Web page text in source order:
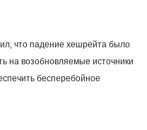
что падение хешрейта было
на возобновляемые источники
бесперебойное